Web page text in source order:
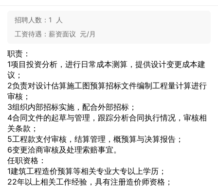
招聘人数： 1 人
工资待遇： 薪资面议 元/月
职责：
1项目投资分析，进行日常成本测算，提供设计变更成本建
议；
2负责对设计估算施工图预算招标文件编制工程量计算进行
审核；
3组织内部招标实施，配合外部招标；
4合同文件的起草与管理，跟踪分析合同执行情况，审核相
关条款；
5工程款支付审核，结算管理，概预算与决算报告；
6变更洽商审核及处理索赔事宜。
任职资格：
1建筑工程造价预算等相关专业大专以上学历；
22年以上相关工作经验，具有注册造价师资格；